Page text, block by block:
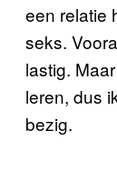
een relatie
seks.
lastig.
leren, dus
bezig.